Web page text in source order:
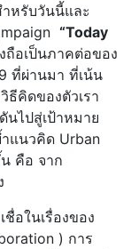
หรับวันนี้และ
“Today
ถือเป็นภาคต่อของ
ที่ผ่านมา ที่เน้น
ธีคิดของตัวเรา
นไปสู่เป้าหมาย
แนวคิด Urban
คือ จาก
อในเรื่องของ
) การ